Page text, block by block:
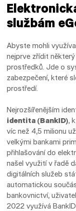
službám
Abyste mohli
nejprve zřídit
prostředků. Jde o
zabezpečení, které
prostředí.
Nejrozšířenějším
identita (BankID),
víc než 4,5 milionu
velkými bankami
přihlašování do
našel využití v řadě
digitálních služeb
automatickou
bankovnictví,
2022 využívá